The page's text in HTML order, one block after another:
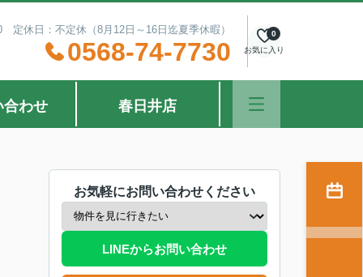
定休日：不定休（8月12日～16日迄夏季休暇）
0568-74-7730 お気に入り
0
合わせ 春日井店
お気軽にお問い合わせください
LINEからお問い合わせ